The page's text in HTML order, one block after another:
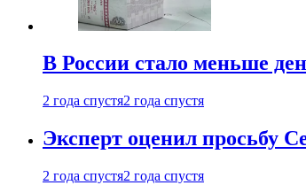
В России стало меньше
2 года спустя2 года спустя
Эксперт оценил просьбу
2 года спустя2 года спустя